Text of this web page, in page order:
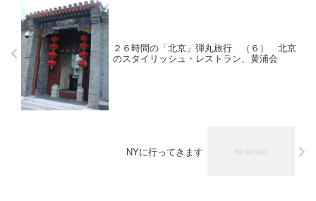
２６時間の「北京」弾丸旅行 （６） 北京
のスタイリッシュ・レストラン、黄浦会
NYに行ってきます